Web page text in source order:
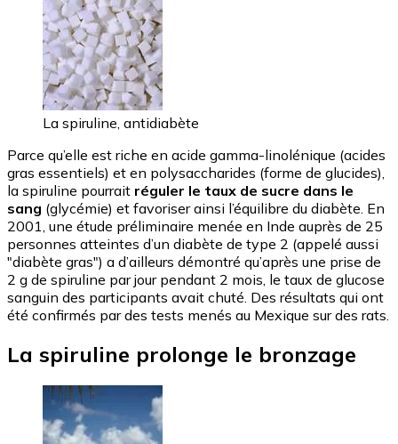
La spiruline, antidiabète
Parce qu’elle est riche en acide gamma-linolénique (acides
gras essentiels) et en polysaccharides (forme de glucides),
la spiruline pourrait réguler le taux de sucre dans le
sang (glycémie) et favoriser ainsi l’équilibre du diabète. En
2001, une étude préliminaire menée en Inde auprès de 25
personnes atteintes d’un diabète de type 2 (appelé aussi
"diabète gras") a d’ailleurs démontré qu’après une prise de
2 g de spiruline par jour pendant 2 mois, le taux de glucose
sanguin des participants avait chuté. Des résultats qui ont
été confirmés par des tests menés au Mexique sur des rats.
La spiruline prolonge le bronzage